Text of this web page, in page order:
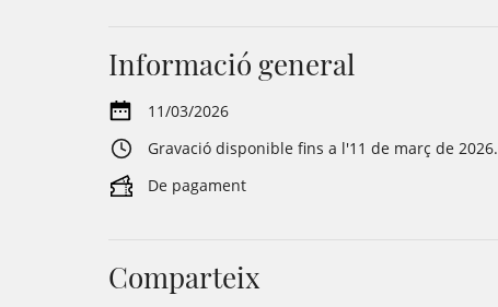
Informació general
11/03/2026
Gravació disponible fins a l'11 de març de 2026.
De pagament
Comparteix